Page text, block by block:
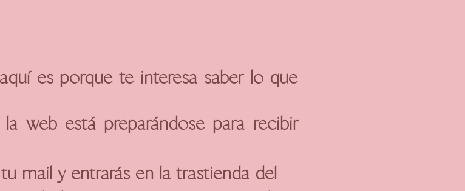
es porque te interesa saber lo que
web está preparándose para recibir
mail y entrarás en la trastienda del